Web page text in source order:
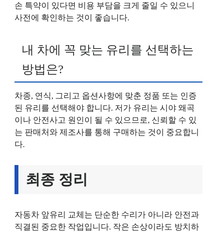
손 특약이 있다면 비용 부담을 크게 줄일 수 있으니
사전에 확인하는 것이 좋습니다.
내 차에 꼭 맞는 유리를 선택하는
방법은?
차종, 연식, 그리고 옵션사항에 맞춘 정품 또는 인증
된 유리를 선택해야 합니다. 저가 유리는 시야 왜곡
이나 안전사고 원인이 될 수 있으므로, 신뢰할 수 있
는 판매처와 제조사를 통해 구매하는 것이 중요합니
다.
최종 정리
자동차 앞유리 교체는 단순한 수리가 아니라 안전과
직결된 중요한 작업입니다. 작은 손상이라도 방치하